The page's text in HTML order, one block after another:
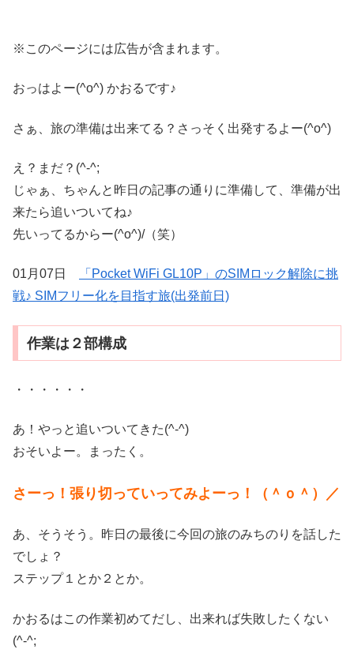
※このページには広告が含まれます。
おっはよー(^o^) かおるです♪
さぁ、旅の準備は出来てる？さっそく出発するよー(^o^)
え？まだ？(^-^;
じゃぁ、ちゃんと昨日の記事の通りに準備して、準備が出
来たら追いついてね♪
先いってるからー(^o^)/（笑）
01月07日
「Pocket WiFi GL10P」のSIMロック解除に挑
戦♪ SIMフリー化を目指す旅(出発前日)
作業は２部構成
・・・・・・
あ！やっと追いついてきた(^-^)
おそいよー。まったく。
さーっ！張り切っていってみよーっ！（＾ｏ＾）／
あ、そうそう。昨日の最後に今回の旅のみちのりを話した
でしょ？
ステップ１とか２とか。
かおるはこの作業初めてだし、出来れば失敗したくない
(^-^;